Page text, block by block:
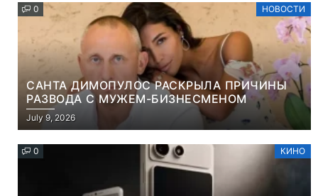
0 НОВОСТИ
САНТА ДИМОПУЛОС РАСКРЫЛА ПРИЧИНЫ
РАЗВОДА С МУЖЕМ-БИЗНЕСМЕНОМ
July 9, 2026
0 КИНО